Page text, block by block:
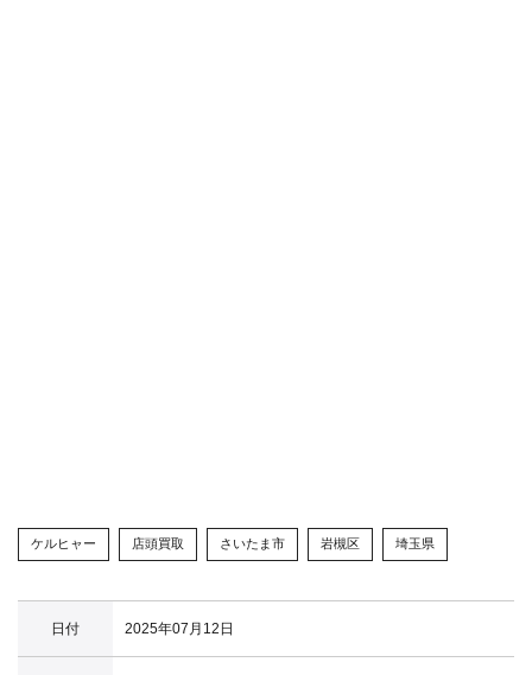
ケルヒャー 店頭買取 さいたま市 岩槻区 埼玉県
日付 2025年07月12日